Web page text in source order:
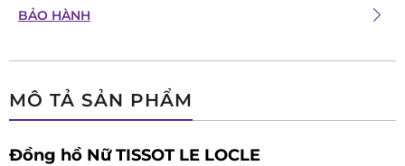
MÔ TẢ SẢN PHẨM
Đồng hồ Nữ TISSOT LE LOCLE
BẢO HÀNH